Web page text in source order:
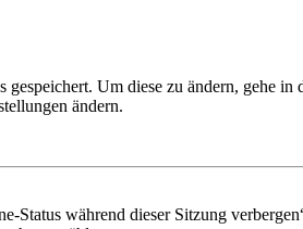
Um diese zu ändern, gehe
ändern.
während dieser Sitzung